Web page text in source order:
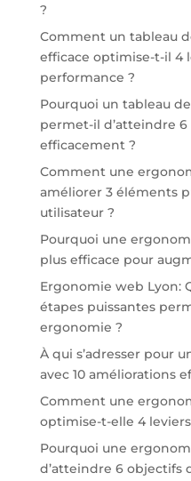
?
Comment un tableau
efficace optimise-t-il 4
performance ?
Pourquoi un tableau
permet-il d’atteindre
efficacement ?
Comment une
améliorer 3 éléments
utilisateur ?
Pourquoi une
plus efficace pour
Ergonomie web Lyon:
étapes puissantes
ergonomie ?
À qui s’adresser pour
avec 10 améliorations
Comment une
optimise-t-elle 4
Pourquoi une
d’atteindre 6 objectifs